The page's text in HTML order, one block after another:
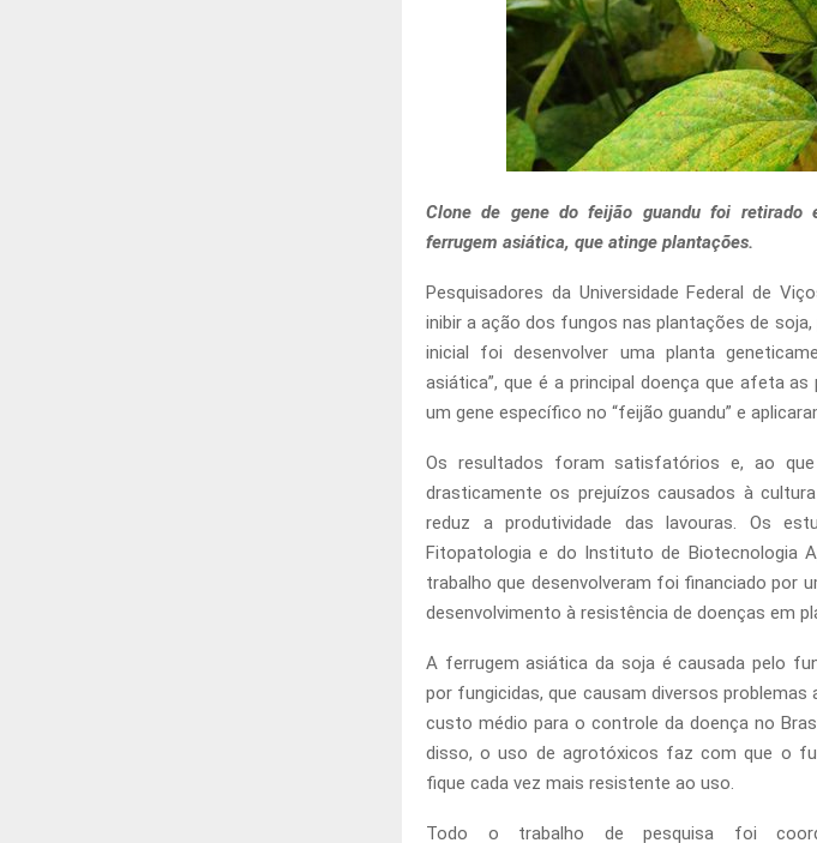
Clone de gene do feijão guandu foi retirado
ferrugem asiática, que atinge plantações.
Pesquisadores da Universidade Federal de
inibir a ação dos fungos nas plantações de
inicial foi desenvolver uma planta
asiática”, que é a principal doença que afeta
um gene específico no “feijão guandu” e
Os resultados foram satisfatórios e, ao
drasticamente os prejuízos causados à
reduz a produtividade das lavouras. Os
Fitopatologia e do Instituto de Biotecnologia
trabalho que desenvolveram foi financiado por
desenvolvimento à resistência de doenças em
A ferrugem asiática da soja é causada pelo
por fungicidas, que causam diversos
custo médio para o controle da doença no
disso, o uso de agrotóxicos faz com que o
fique cada vez mais resistente ao uso.
Todo o trabalho de pesquisa foi